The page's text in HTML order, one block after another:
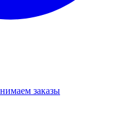
заказы